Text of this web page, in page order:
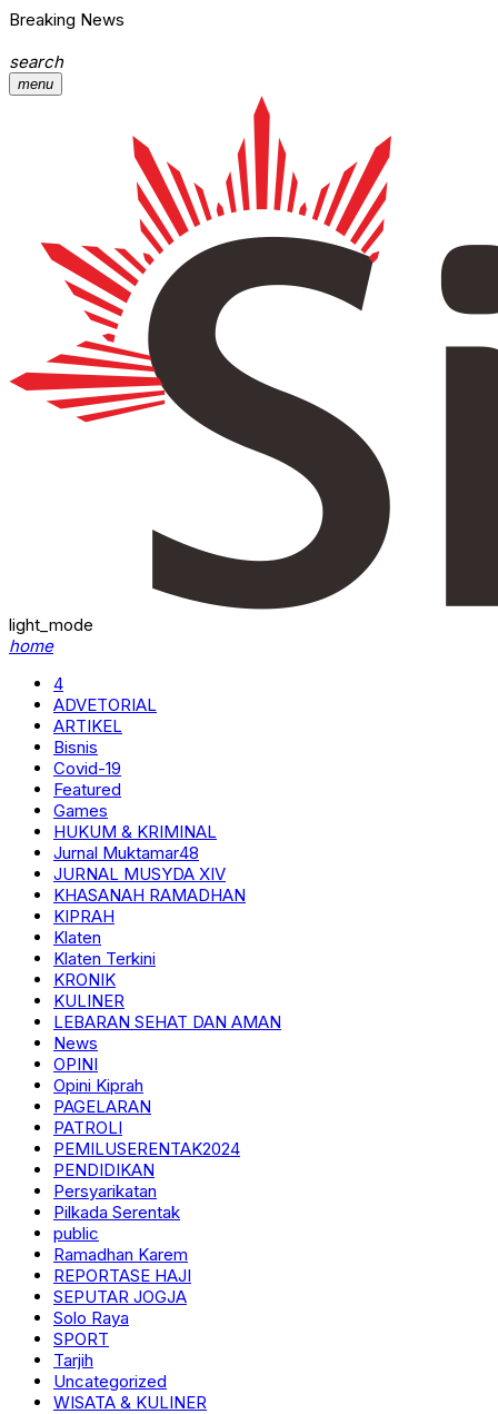
Breaking News
search
menu
light_mode
home
4
ADVETORIAL
ARTIKEL
Bisnis
Covid-19
Featured
Games
HUKUM & KRIMINAL
Jurnal Muktamar48
JURNAL MUSYDA XIV
KHASANAH RAMADHAN
KIPRAH
Klaten
Klaten Terkini
KRONIK
KULINER
LEBARAN SEHAT DAN AMAN
News
OPINI
Opini Kiprah
PAGELARAN
PATROLI
PEMILUSERENTAK2024
PENDIDIKAN
Persyarikatan
Pilkada Serentak
public
Ramadhan Karem
REPORTASE HAJI
SEPUTAR JOGJA
Solo Raya
SPORT
Tarjih
Uncategorized
WISATA & KULINER